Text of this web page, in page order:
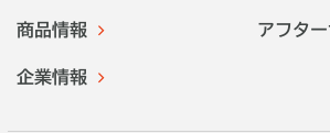
商品情報 アフタ
企業情報